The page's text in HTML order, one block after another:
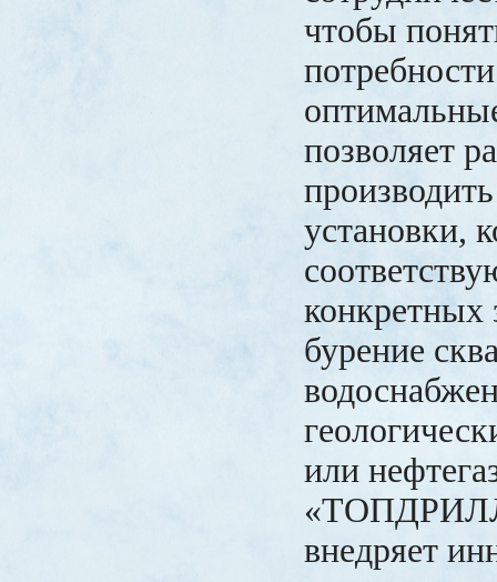
чтобы
позволяет
установки,
конкретных
бурение
или
внедряет